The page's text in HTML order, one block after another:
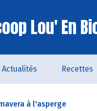
Lou' En
Actualités Recettes
à l'asperge